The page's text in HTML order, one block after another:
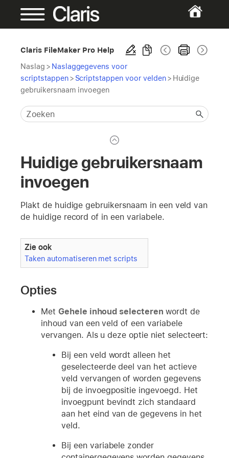
Claris FileMaker Pro Help
Naslag > Naslaggegevens voor
scriptstappen > Scriptstappen voor velden > Huidige
gebruikersnaam invoegen
Huidige gebruikersnaam
invoegen
Plakt de huidige gebruikersnaam in een veld van
de huidige record of in een variabele.
Zie ook
Taken automatiseren met scripts
Opties
Met Gehele inhoud selecteren wordt de
inhoud van een veld of een variabele
vervangen. Als u deze optie niet selecteert:
Bij een veld wordt alleen het
geselecteerde deel van het actieve
veld vervangen of worden gegevens
bij de invoegpositie ingevoegd. Het
invoegpunt bevindt zich standaard
aan het eind van de gegevens in het
veld.
Bij een variabele zonder